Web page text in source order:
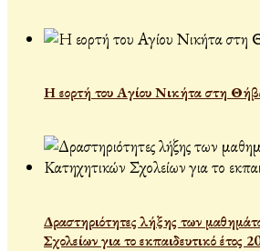
Η εορτή του Αγίου Νικήτα στη
Δραστηριότητες λήξης των
Σχολείων για το εκπαιδευτικό έτος